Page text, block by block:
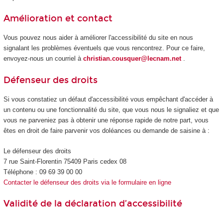
Amélioration et contact
Vous pouvez nous aider à améliorer l'accessibilité du site en nous
signalant les problèmes éventuels que vous rencontrez. Pour ce faire,
envoyez-nous un courriel à christian.cousquer@lecnam.net .
Défenseur des droits
Si vous constatiez un défaut d'accessibilité vous empêchant d'accéder à
un contenu ou une fonctionnalité du site, que vous nous le signaliez et que
vous ne parveniez pas à obtenir une réponse rapide de notre part, vous
êtes en droit de faire parvenir vos doléances ou demande de saisine à :
Le défenseur des droits
7 rue Saint-Florentin 75409 Paris cedex 08
Téléphone : 09 69 39 00 00
Contacter le défenseur des droits via le formulaire en ligne
Validité de la déclaration d’accessibilité